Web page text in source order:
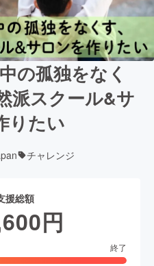
の孤独をなく
派スクール&サ
りたい
チャレンジ
援総額
円
終了